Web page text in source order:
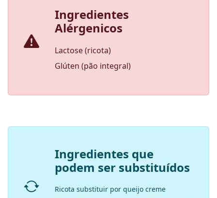
Ingredientes
Alérgenicos
Lactose (ricota)
Glúten (pão integral)
Ingredientes que
podem ser substituídos
Ricota substituir por queijo creme